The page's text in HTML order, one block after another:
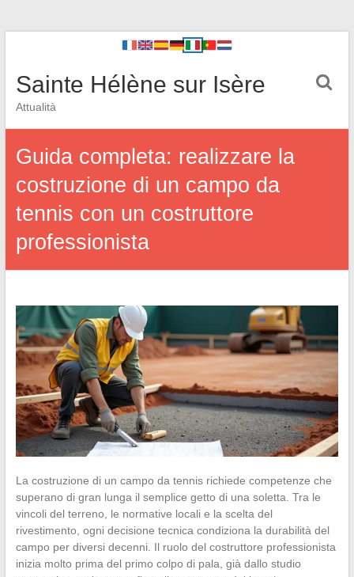
Sainte Hélène sur Isère
Attualità
Guida completa: realizzare la
costruzione di un campo da
tennis con un costruttore
professionista
La costruzione di un campo da tennis richiede competenze che
superano di gran lunga il semplice getto di una soletta. Tra le
vincoli del terreno, le normative locali e la scelta del
rivestimento, ogni decisione tecnica condiziona la durabilità del
campo per diversi decenni. Il ruolo del costruttore professionista
inizia molto prima del primo colpo di pala, già dallo studio